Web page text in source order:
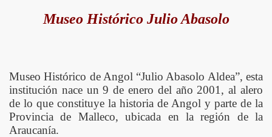
Museo Histórico Julio Abasolo
Museo Histórico de Angol “Julio Abasolo Aldea”, esta
institución nace un 9 de enero del año 2001, al alero
de lo que constituye la historia de Angol y parte de la
Provincia de Malleco, ubicada en la región de la
Araucanía.